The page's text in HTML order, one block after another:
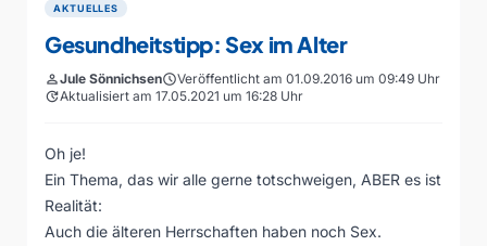
AKTUELLES
Gesundheitstipp: Sex im Alter
personJule SönnichsenscheduleVeröffentlicht am 01.09.2016 um 09:49 Uhr
updateAktualisiert am 17.05.2021 um 16:28 Uhr
Oh je!
Ein Thema, das wir alle gerne totschweigen, ABER es ist
Realität:
Auch die älteren Herrschaften haben noch Sex.